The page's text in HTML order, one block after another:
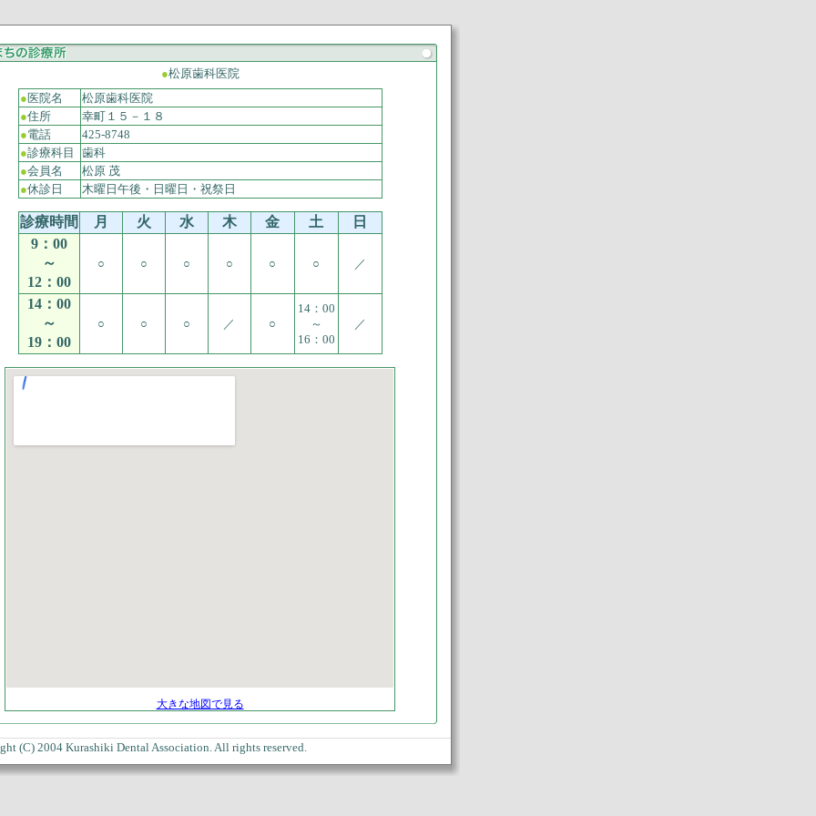
●松原歯科医院
●医院名
松原歯科医院
●住所
幸町１５－１８
●電話
425-8748
●診療科目
歯科
●会員名
松原 茂
●休診日 木曜日午後・日曜日・祝祭日
診療時間 月 火 水 木 金 土
日
9：00
～
12：00
○ ○ ○ ○ ○ ○ ／
14：00
～
19：00
○ ○ ○ ／ ○
14：00
～
16：00
／
大きな地図で見る
(C) 2004 Kurashiki Dental Association. All rights reserved.